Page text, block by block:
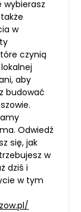
wybierasz
w
czynią
aby
budować
Odwiedź
się, jak
w
dziś i
w tym